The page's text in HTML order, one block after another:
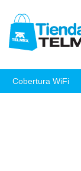
Cobertura WiFi